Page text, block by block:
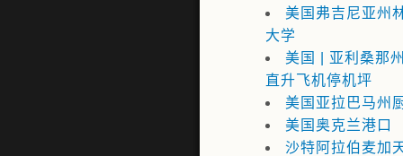
美国弗吉尼亚州
大学
美国 | 亚利桑那
直升飞机停机坪
美国亚拉巴马州
美国奥克兰港口
沙特阿拉伯麦加